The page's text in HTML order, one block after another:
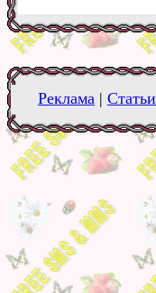
Реклама | Статьи